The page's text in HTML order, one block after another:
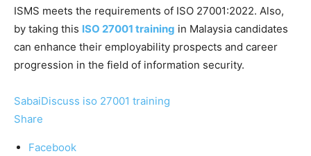
ISMS meets the requirements of ISO 27001:2022. Also,
by taking this ISO 27001 training in Malaysia candidates
can enhance their employability prospects and career
progression in the field of information security.
SabaiDiscuss iso 27001 training
Share
Facebook